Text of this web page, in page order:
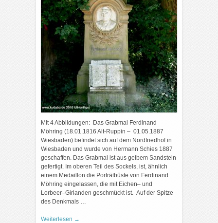
Mit 4 Abbildungen: Das Grabmal Ferdinand
Möhring (18.01.1816 Alt-Ruppin – 01.05.1887
Wiesbaden) befindet sich auf dem Nordfriedhof in
Wiesbaden und wurde von Hermann Schies 1887
geschaffen. Das Grabmal ist aus gelbem Sandstein
gefertigt. Im oberen Teil des Sockels, ist, ähnlich
einem Medaillon die Porträtbüste von Ferdinand
Möhring eingelassen, die mit Eichen– und
Lorbeer–Girlanden geschmückt ist. Auf der Spitze
des Denkmals …
Weiterlesen →